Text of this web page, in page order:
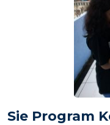
Sie Program